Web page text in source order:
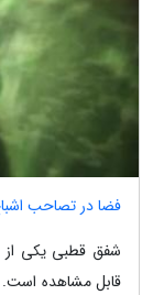
فضا در تصاحب
شفق قطبی یکی از
قابل مشاهده است.